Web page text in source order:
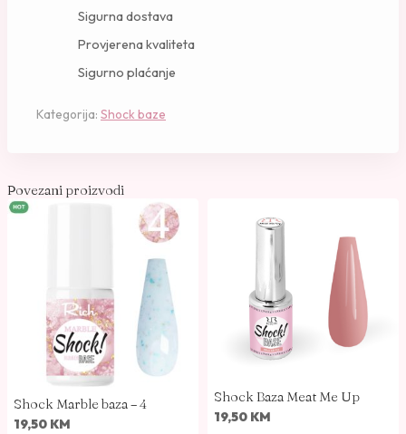
Sigurna dostava
Provjerena kvaliteta
Sigurno plaćanje
Kategorija: Shock baze
Povezani proizvodi
Shock Marble baza – 4
19,50 KM
Shock Baza Meat Me Up
19,50 KM